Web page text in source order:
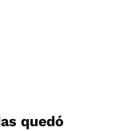
quedó